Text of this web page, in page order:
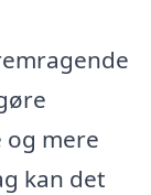
og mere
kan det